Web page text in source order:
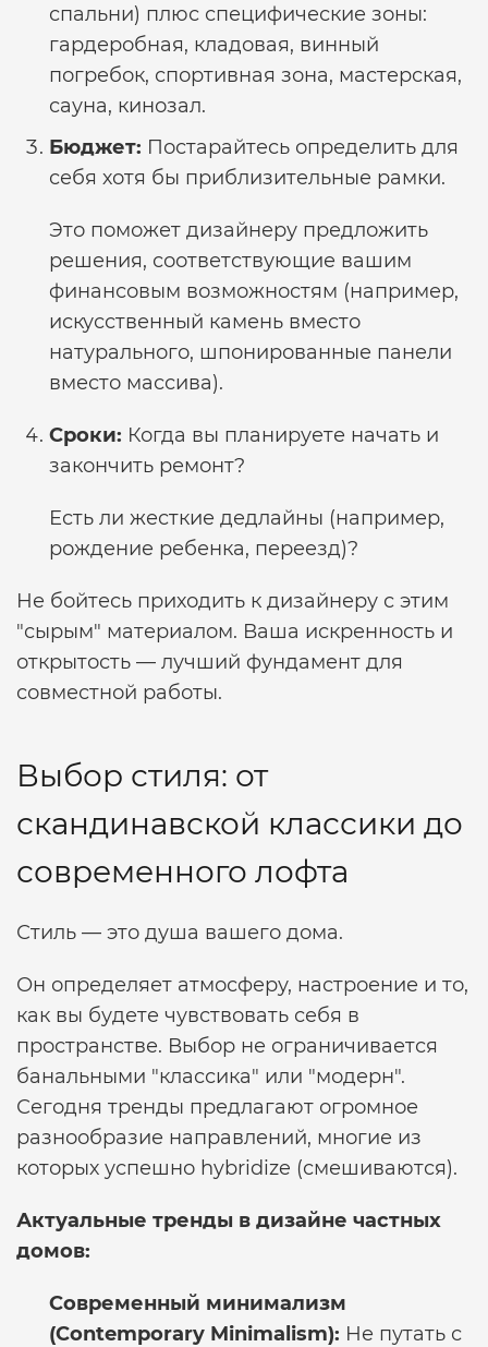
спальни) плюс специфические зоны:
гардеробная, кладовая, винный
погребок, спортивная зона, мастерская,
сауна, кинозал.
Бюджет: Постарайтесь определить для
себя хотя бы приблизительные рамки.
Это поможет дизайнеру предложить
решения, соответствующие вашим
финансовым возможностям (например,
искусственный камень вместо
натурального, шпонированные панели
вместо массива).
Сроки: Когда вы планируете начать и
закончить ремонт?
Есть ли жесткие дедлайны (например,
рождение ребенка, переезд)?
Не бойтесь приходить к дизайнеру с этим
"сырым" материалом. Ваша искренность и
открытость — лучший фундамент для
совместной работы.
Выбор стиля: от
скандинавской классики до
современного лофта
Стиль — это душа вашего дома.
Он определяет атмосферу, настроение и то,
как вы будете чувствовать себя в
пространстве. Выбор не ограничивается
банальными "классика" или "модерн".
Сегодня тренды предлагают огромное
разнообразие направлений, многие из
которых успешно hybridize (смешиваются).
Актуальные тренды в дизайне частных
домов:
Современный минимализм
(Contemporary Minimalism): Не путать с